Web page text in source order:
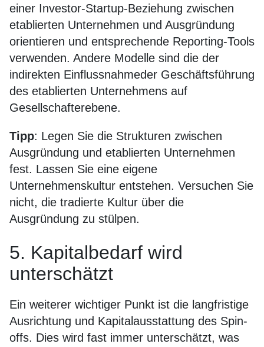
einer Investor-Startup-Beziehung zwischen
etablierten Unternehmen und Ausgründung
orientieren und entsprechende Reporting-Tools
verwenden. Andere Modelle sind die der
indirekten Einflussnahmeder Geschäftsführung
des etablierten Unternehmens auf
Gesellschafterebene.
Tipp: Legen Sie die Strukturen zwischen
Ausgründung und etablierten Unternehmen
fest. Lassen Sie eine eigene
Unternehmenskultur entstehen. Versuchen Sie
nicht, die tradierte Kultur über die
Ausgründung zu stülpen.
5. Kapitalbedarf wird
unterschätzt
Ein weiterer wichtiger Punkt ist die langfristige
Ausrichtung und Kapitalausstattung des Spin-
offs. Dies wird fast immer unterschätzt, was